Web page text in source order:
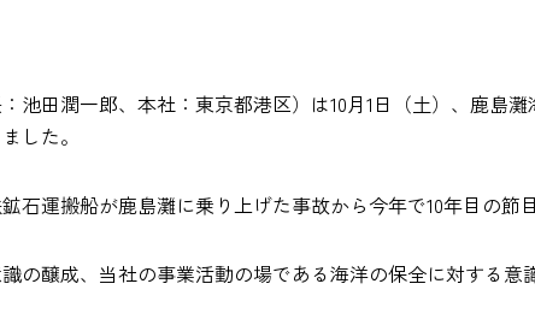
池田潤一郎、本社：東京都港区）は10月1日（土）、鹿島
した。
石運搬船が鹿島灘に乗り上げた事故から今年で10年目の節
の醸成、当社の事業活動の場である海洋の保全に対する意